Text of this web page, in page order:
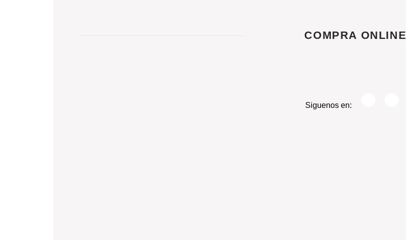
COMPRA ONLINE
Siguenos en: